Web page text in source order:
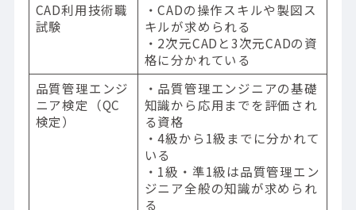
CAD利用技術職
試験
・CADの操作スキルや製図ス
キルが求められる
・2次元CADと3次元CADの資
格に分かれている
品質管理エンジ
ニア検定（QC
検定）
・品質管理エンジニアの基礎
知識から応用までを評価され
る資格
・4級から1級までに分かれて
いる
・1級・準1級は品質管理エン
ジニア全般の知識が求められ
る